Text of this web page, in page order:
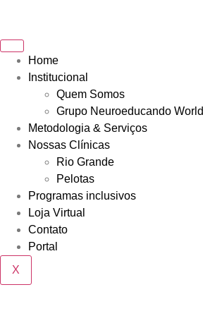
Home
Institucional
Quem Somos
Grupo Neuroeducando World
Metodologia & Serviços
Nossas Clínicas
Rio Grande
Pelotas
Programas inclusivos
Loja Virtual
Contato
Portal
X